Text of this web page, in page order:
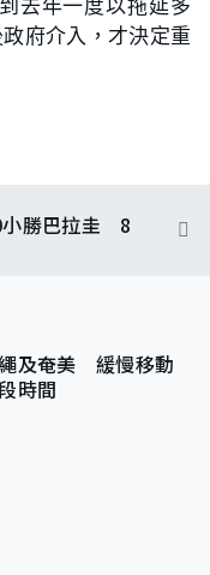
去年一度以拖延多
府介入，才決定重
小勝巴拉圭 8
及奄美 緩慢移動
段時間